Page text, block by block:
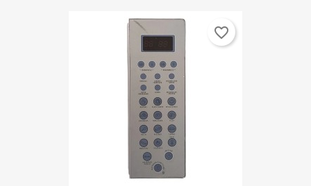
favorite_border